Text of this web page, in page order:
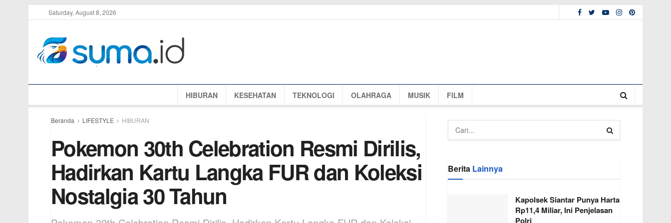
Saturday, August 8, 2026
HIBURAN KESEHATAN TEKNOLOGI OLAHRAGA MUSIK FILM
Beranda LIFESTYLE HIBURAN
Pokemon 30th Celebration Resmi Dirilis,
Hadirkan Kartu Langka FUR dan Koleksi
Nostalgia 30 Tahun
Berita Lainnya
Kapolsek Siantar Punya Harta
Rp11,4 Miliar, Ini Penjelasan
Polri